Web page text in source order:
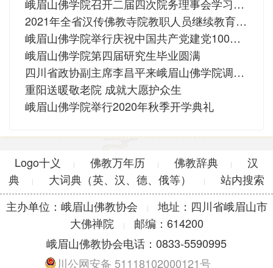
峨眉山佛学院召开二届四次院务理事会学习全国宗教工作会议精神
2021年全省汉传佛教寺院教职人员继续教育培训班圆满
峨眉山佛学院举行庆祝中国共产党建党100周年全体师生座谈会
峨眉山佛学院第四届研究生毕业圆满
四川省政协副主席李昌平来峨眉山佛学院调研并宣讲党史
重阳送暖敬老院 成就大愿护众生
峨眉山佛学院举行2020年秋季开学典礼
Logo十义 | 佛教万年历 | 佛教辞典 |
汉
典
| 大词典（英、汉、德、俄等） |
站内搜索
主办单位：峨眉山佛教协会
|
地址：四川省峨眉山市
大佛禅院
|
邮编：614200
峨眉山佛教协会电话：0833-5590995
川公网安备 51118102000121号